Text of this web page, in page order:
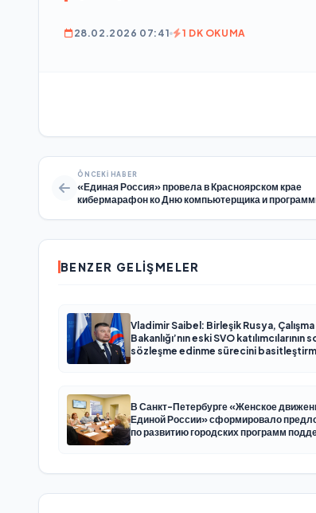
28.02.2026 07:41 1 DK OKUMA
ÖNCEKI HABER
«Единая Россия» провела в Красноярском крае
кибермарафон ко Дню компьютерщика и
BENZER GELIŞMELER
Vladimir Saibel: Birleşik Rusya, Çalışma
Bakanlığı’nın eski SVO katılımcılarının
sözleşme edinme sürecini
В Санкт-Петербурге «Женское
Единой России» сформировало
по развитию городских программ